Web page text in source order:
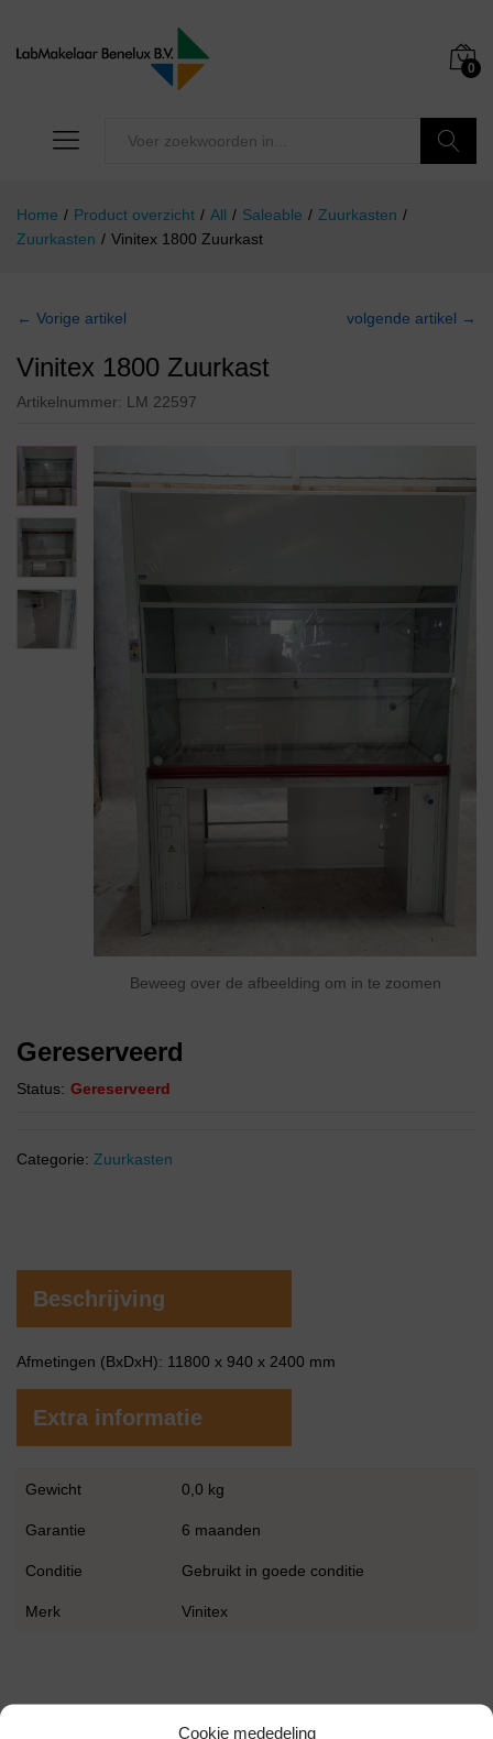
Cookie mededeling
0
Home / Product overzicht / All / Saleable / Zuurkasten /
Zuurkasten / Vinitex 1800 Zuurkast
← Vorige artikel volgende artikel →
Vinitex 1800 Zuurkast
Artikelnummer: LM 22597
Beweeg over de afbeelding om in te zoomen
Gereserveerd
Status: Gereserveerd
Categorie: Zuurkasten
Beschrijving
Afmetingen (BxDxH): 11800 x 940 x 2400 mm
Extra informatie
Gewicht 0,0 kg
Garantie 6 maanden
Conditie Gebruikt in goede conditie
Merk Vinitex